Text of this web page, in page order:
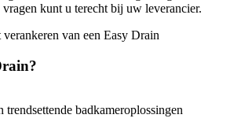
kunt u terecht bij uw leverancier.
trendsettende badkameroplossingen